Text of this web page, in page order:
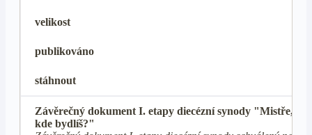
velikost
publikováno
stáhnout
Závěrečný dokument I. etapy diecézní synody "Mistře,
kde bydlíš?"